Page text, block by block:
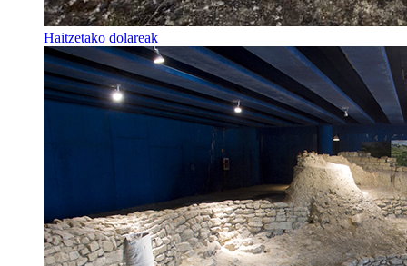
Haitzetako dolareak